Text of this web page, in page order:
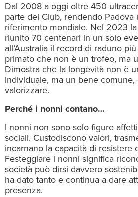
Dal 2008 a oggi oltre 450
parte del Club, rendendo Padova
riferimento mondiale. Nel 2023
riunito 70 centenari in un solo
all’Australia il record di raduno
primato che non è un trofeo, ma
Dimostra che la longevità non è
individuale, ma un bene
valorizzare.
Perché i nonni contano…
I nonni non sono solo figure
sociali. Custodiscono valori,
incarnano la capacità di resistere
Festeggiare i nonni significa
società può dirsi davvero
ha dato tanto e continua a dare
presenza.